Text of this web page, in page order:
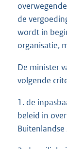
de
wordt in
organisatie,
De minister
volgende
1. de
beleid in
Buitenlandse